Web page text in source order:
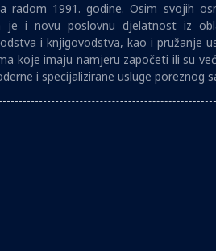
radom 1991. godine. Osim svojih
je i novu poslovnu djelatnost iz
i knjigovodstva, kao i pružanje
koje imaju namjeru započeti ili su
i specijalizirane usluge poreznog